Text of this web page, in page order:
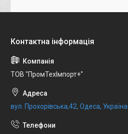
ТОВ "ПромТехІмпорт+"
вул. Прохорівська,42, Одеса, Україна